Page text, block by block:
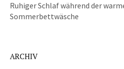
Ruhiger Schlaf während der
Sommerbettwäsche
ARCHIV